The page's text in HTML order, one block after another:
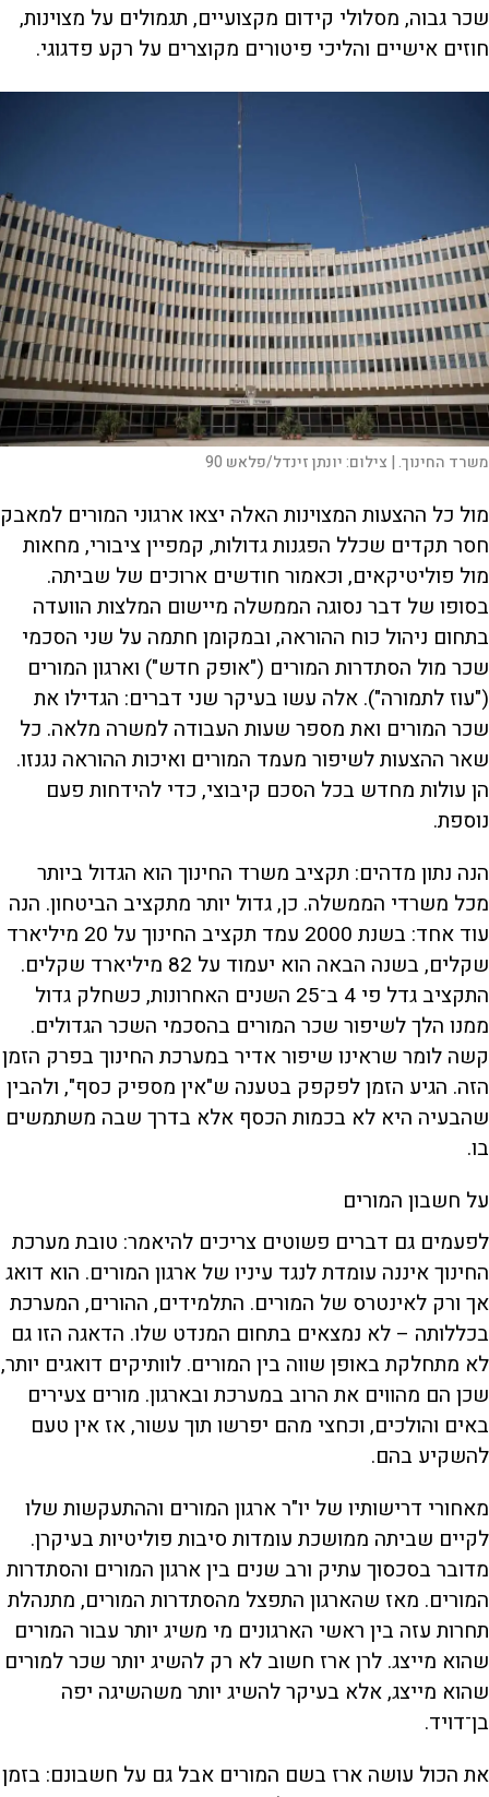
שכר גבוה, מסלולי קידום מקצועיים, תגמולים על מצוינות,
חוזים אישיים והליכי פיטורים מקוצרים על רקע פדגוגי.
משרד החינוך. | צילום:יונתן זינדל/פלאש 90
מול כל ההצעות המצוינות האלה יצאו ארגוני המורים למאבק
חסר תקדים שכלל הפגנות גדולות, קמפיין ציבורי, מחאות
מול פוליטיקאים, וכאמור חודשים ארוכים של שביתה.
בסופו של דבר נסוגה הממשלה מיישום המלצות הוועדה
בתחום ניהול כוח ההוראה, ובמקומן חתמה על שני הסכמי
שכר מול הסתדרות המורים ("אופק חדש") וארגון המורים
("עוז לתמורה"). אלה עשו בעיקר שני דברים: הגדילו את
שכר המורים ואת מספר שעות העבודה למשרה מלאה. כל
שאר ההצעות לשיפור מעמד המורים ואיכות ההוראה נגנזו.
הן עולות מחדש בכל הסכם קיבוצי, כדי להידחות פעם
נוספת.
הנה נתון מדהים: תקציב משרד החינוך הוא הגדול ביותר
מכל משרדי הממשלה. כן, גדול יותר מתקציב הביטחון. הנה
עוד אחד: בשנת 2000 עמד תקציב החינוך על 20 מיליארד
שקלים, בשנה הבאה הוא יעמוד על 82 מיליארד שקלים.
התקציב גדל פי 4 ב־25 השנים האחרונות, כשחלק גדול
ממנו הלך לשיפור שכר המורים בהסכמי השכר הגדולים.
קשה לומר שראינו שיפור אדיר במערכת החינוך בפרק הזמן
הזה. הגיע הזמן לפקפק בטענה ש"אין מספיק כסף", ולהבין
שהבעיה היא לא בכמות הכסף אלא בדרך שבה משתמשים
בו.
על חשבון המורים
לפעמים גם דברים פשוטים צריכים להיאמר: טובת מערכת
החינוך איננה עומדת לנגד עיניו של ארגון המורים. הוא דואג
אך ורק לאינטרס של המורים. התלמידים, ההורים, המערכת
בכללותה – לא נמצאים בתחום המנדט שלו. הדאגה הזו גם
לא מתחלקת באופן שווה בין המורים. לוותיקים דואגים יותר,
שכן הם מהווים את הרוב במערכת ובארגון. מורים צעירים
באים והולכים, וכחצי מהם יפרשו תוך עשור, אז אין טעם
להשקיע בהם.
מאחורי דרישותיו של יו"ר ארגון המורים וההתעקשות שלו
לקיים שביתה ממושכת עומדות סיבות פוליטיות בעיקרן.
מדובר בסכסוך עתיק ורב שנים בין ארגון המורים והסתדרות
המורים. מאז שהארגון התפצל מהסתדרות המורים, מתנהלת
תחרות עזה בין ראשי הארגונים מי משיג יותר עבור המורים
שהוא מייצג. לרן ארז חשוב לא רק להשיג יותר שכר למורים
שהוא מייצג, אלא בעיקר להשיג יותר משהשיגה יפה
בן־דויד.
את הכול עושה ארז בשם המורים אבל גם על חשבונם: בזמן